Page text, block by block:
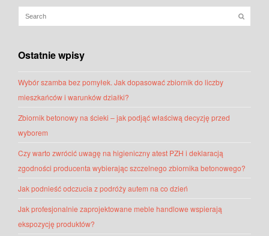
Ostatnie wpisy
Wybór szamba bez pomyłek. Jak dopasować zbiornik do liczby
mieszkańców i warunków działki?
Zbiornik betonowy na ścieki – jak podjąć właściwą decyzję przed
wyborem
Czy warto zwrócić uwagę na higieniczny atest PZH i deklaracją
zgodności producenta wybierając szczelnego zbiornika betonowego?
Jak podnieść odczucia z podróży autem na co dzień
Jak profesjonalnie zaprojektowane meble handlowe wspierają
ekspozycję produktów?